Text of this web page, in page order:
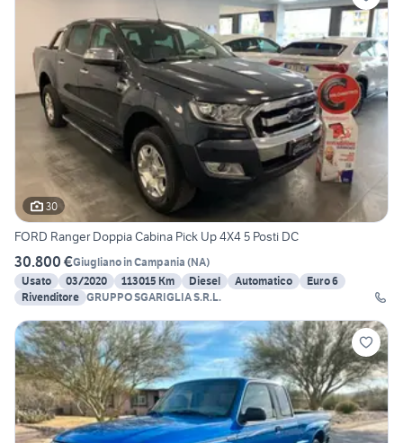
30
FORD Ranger Doppia Cabina Pick Up 4X4 5 Posti DC
30.800 €Giugliano in Campania (NA)
Usato
03/2020 113015 Km Diesel Automatico
Euro 6
Rivenditore GRUPPO SGARIGLIA S.R.L.